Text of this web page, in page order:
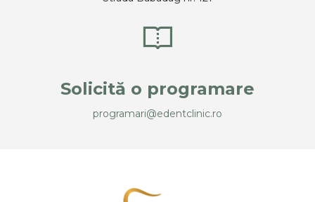
Solicită o programare
programari@edentclinic.ro